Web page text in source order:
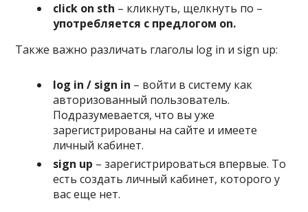
click on sth – кликнуть, щелкнуть по –
употребляется с предлогом on.
Также важно различать глаголы log in и sign up:
log in / sign in – войти в систему как
авторизованный пользователь.
Подразумевается, что вы уже
зарегистрированы на сайте и имеете
личный кабинет.
sign up – зарегистрироваться впервые. То
есть создать личный кабинет, которого у
вас еще нет.